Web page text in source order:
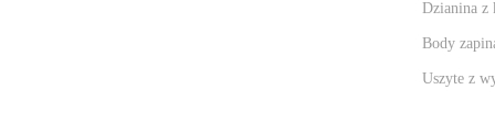
Dzianina z
Body
Uszyte z